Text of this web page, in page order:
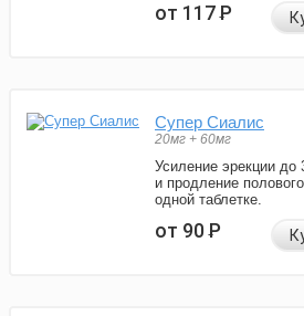
от 117Р
Супер Сиалис
20мг + 60мг
Усиление эрекции до
и продление
одной таблетке.
от 90Р